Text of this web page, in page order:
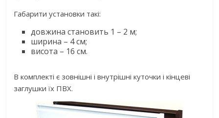
Габарити установки такі:
довжина становить 1 – 2 м;
ширина – 4 см;
висота – 16 см.
В комплекті є зовнішні і внутрішні куточки і кінцеві
заглушки їх ПВХ.